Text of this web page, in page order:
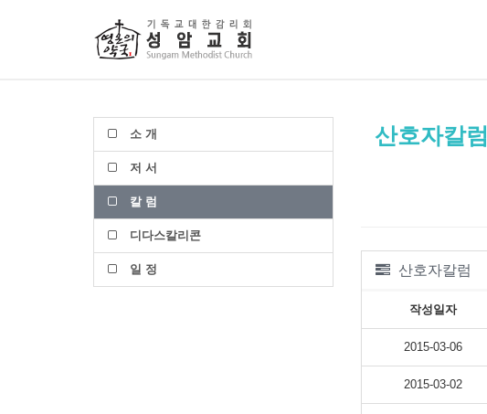
소 개
저 서
칼 럼
디다스칼리콘
일 정
산호자칼럼
산호자칼럼
작성일자
2015-03-06
2015-03-02